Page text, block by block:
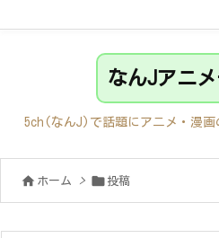
なんJアニ
5ch(なんJ)で話題にアニメ・漫画
 ホーム >  投稿